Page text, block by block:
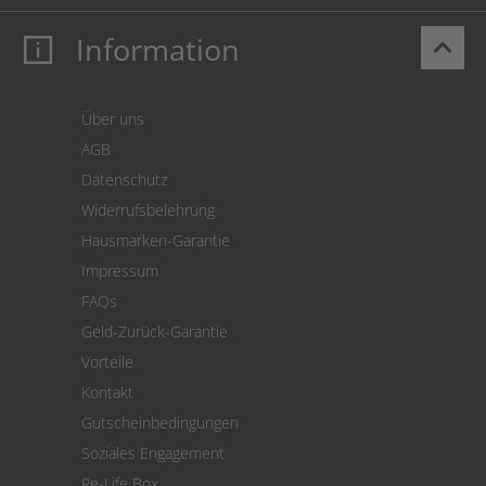
Mein Konto
Cookie Einstellungen
keyboard_arrow_up
Information
Über uns
AGB
Datenschutz
Widerrufsbelehrung
Hausmarken-Garantie
Impressum
FAQs
Geld-Zurück-Garantie
Vorteile
Kontakt
Gutscheinbedingungen
Soziales Engagement